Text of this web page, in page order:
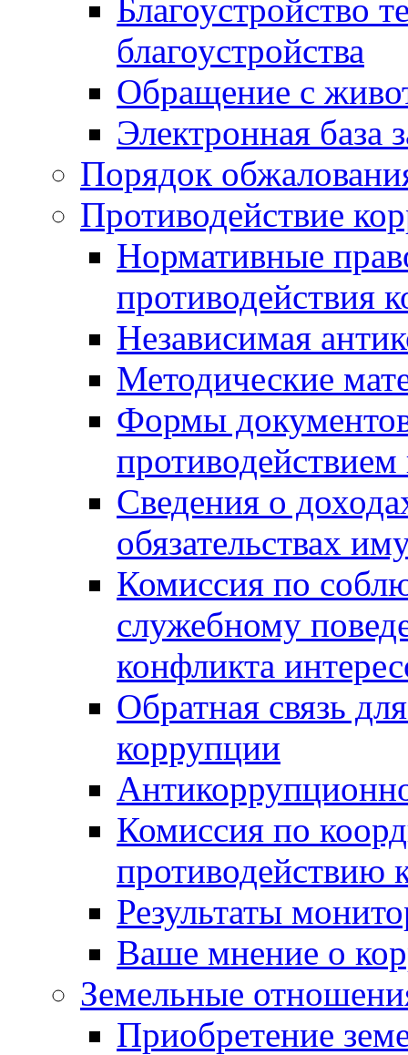
Благоустройство
благоустройства
Обращение с
Электронная база
Порядок
Противодействие
Нормативные
противодействия
Независимая
Методические
Формы
Сведения о
обязательствах
Комиссия по
служебному
конфликта
Обратная связь
коррупции
Комиссия по
противодействию
Результаты
Ваше мнение о
Земельные
Приобретение